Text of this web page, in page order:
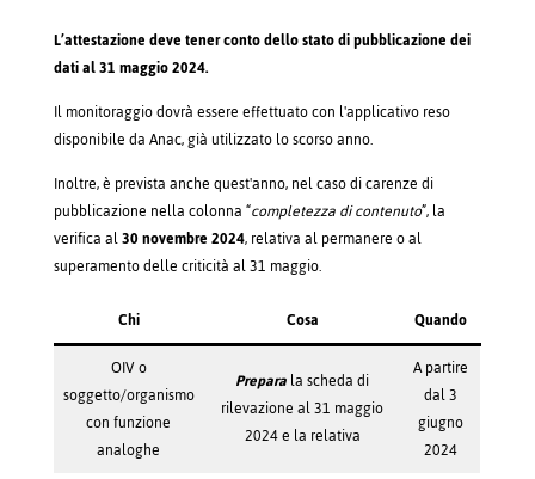
L’attestazione deve tener conto dello stato di pubblicazione dei
dati al 31 maggio 2024.
Il monitoraggio dovrà essere effettuato con l'applicativo reso
disponibile da Anac, già utilizzato lo scorso anno.
Inoltre, è prevista anche quest'anno, nel caso di carenze di
pubblicazione nella colonna “completezza di contenuto”, la
verifica al30 novembre 2024, relativa al permanere o al
superamento delle criticità al 31 maggio.
Chi
Cosa
Quando
OIV o
soggetto/organismo
con funzione
analoghe
Preparala scheda di
rilevazione al 31 maggio
2024 e la relativa
A partire
dal 3
giugno
2024